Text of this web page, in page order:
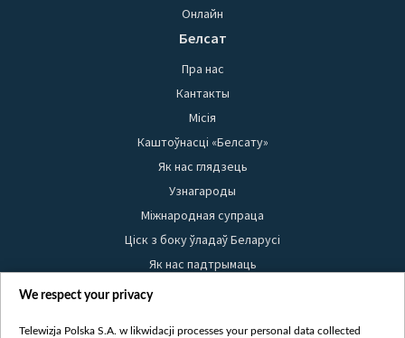
Онлайн
Белсат
Пра нас
Кантакты
Місія
Каштоўнасці «Белсату»
Як нас глядзець
Узнагароды
Міжнародная супраца
Ціск з боку ўладаў Беларусі
Як нас падтрымаць
Правілы выкарыстання матэрыялаў
We respect your privacy
Telewizja Polska S.A. w likwidacji processes your personal data collected